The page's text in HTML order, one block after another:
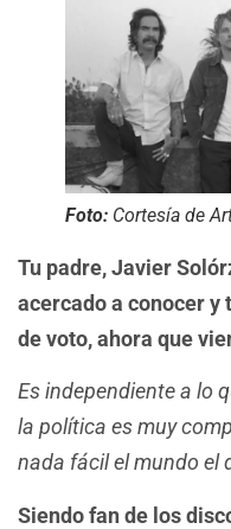
Foto: Cortesía de
Tu padre, Javier
acercado a conocer
de voto, ahora que
Es independiente a lo
la política es muy
nada fácil el mundo el
Siendo fan de los